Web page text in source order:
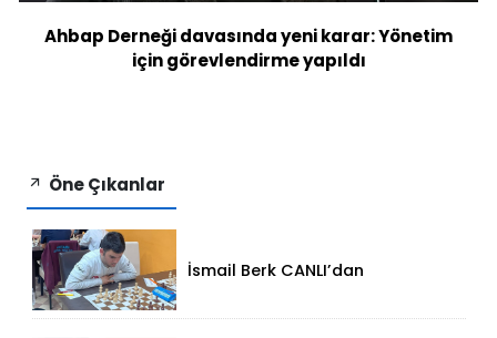
Ahbap Derneği davasında yeni karar: Yönetim
için görevlendirme yapıldı
Öne Çıkanlar
İsmail Berk CANLI’dan